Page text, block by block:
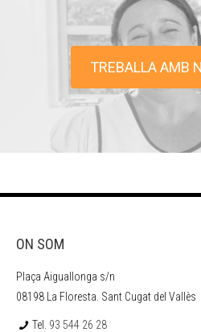
TREBALLA AMB
ON SOM
Plaça Aiguallonga s/n
08198 La Floresta. Sant Cugat del Vallès
Tel. 93 544 26 28